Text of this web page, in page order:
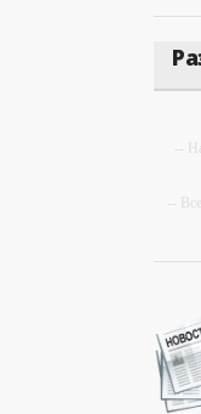
--
--
--
--